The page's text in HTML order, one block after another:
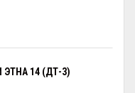
14 (ДТ-3)